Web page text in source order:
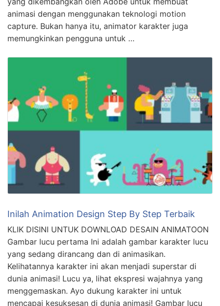
animasi dengan menggunakan teknologi motion
capture. Bukan hanya itu, animator karakter juga
memungkinkan pengguna untuk …
Inilah Animation Design Step By Step Terbaik
KLIK DISINI UNTUK DOWNLOAD DESAIN ANIMATOON
Gambar lucu pertama Ini adalah gambar karakter lucu
yang sedang dirancang dan di animasikan.
Kelihatannya karakter ini akan menjadi superstar di
dunia animasi! Lucu ya, lihat ekspresi wajahnya yang
menggemaskan. Ayo dukung karakter ini untuk
mencapai kesuksesan di dunia animasi! Gambar lucu